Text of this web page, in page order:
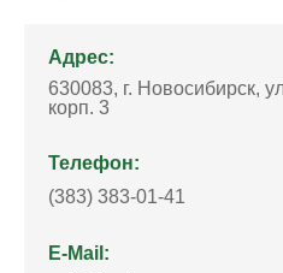
Адрес:
630083, г. Новосибирск,
корп. 3
Телефон:
(383) 383-01-41
E-Mail: